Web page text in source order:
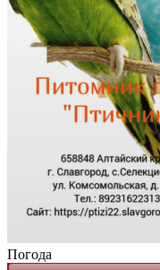
Погода